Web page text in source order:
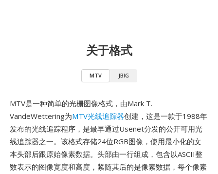
关于格式
MTV JBIG
MTV是一种简单的光栅图像格式，由Mark T.
VandeWettering为MTV光线追踪器创建，这是一款于1988年
发布的光线追踪程序，是最早通过Usenet分发的公开可用光
线追踪器之一。该格式存储24位RGB图像，使用最小化的文
本头部后跟原始像素数据。头部由一行组成，包含以ASCII整
数表示的图像宽度和高度，紧随其后的是像素数据，每个像素